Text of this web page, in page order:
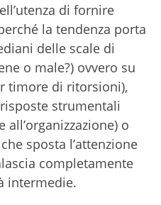
di fornire
la tendenza porta
delle scale di
o male?) ovvero su
timore di ritorsioni),
strumentali
o
sposta l’attenzione
completamente
intermedie.